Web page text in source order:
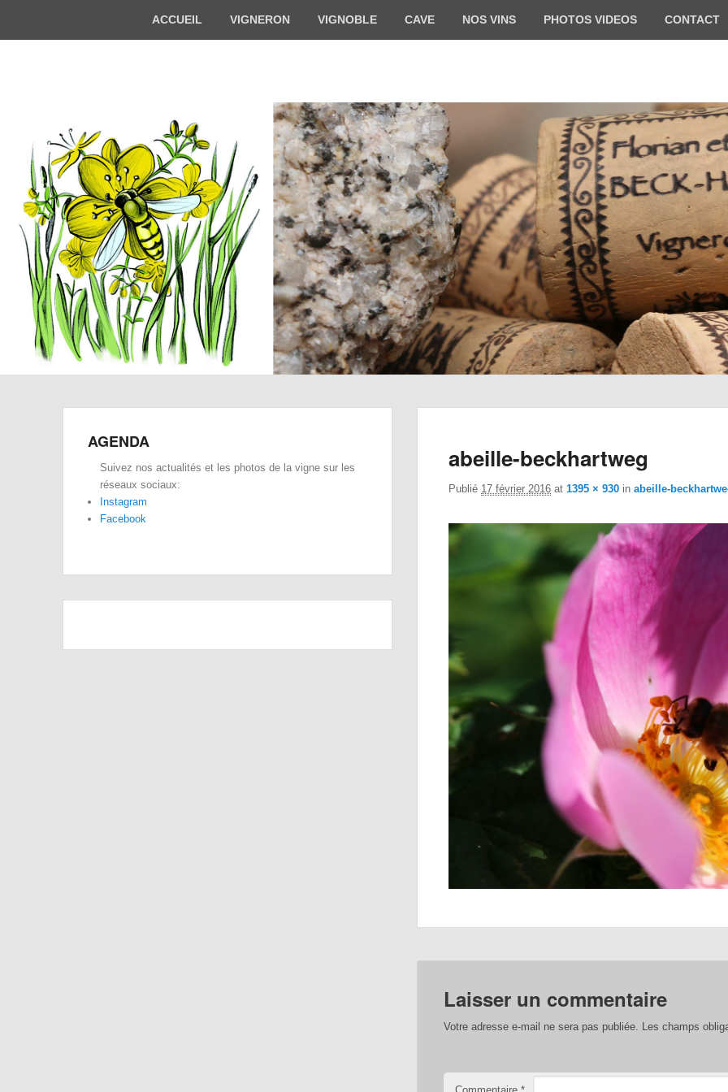
haut
ACCUEIL VIGNERON VIGNOBLE CAVE NOS VINS PHOTOS VIDEOS CONTACT
Vigneron bio en Alsace
abeille-beckhartweg
Publié 17 février 2016 at 1395 × 930 in abeille-
Laisser un commentaire
Votre adresse e-mail ne sera pas publiée. Les champs
AGENDA
Suivez nos actualités et les photos de la vigne sur les
réseaux sociaux:
Instagram
Facebook